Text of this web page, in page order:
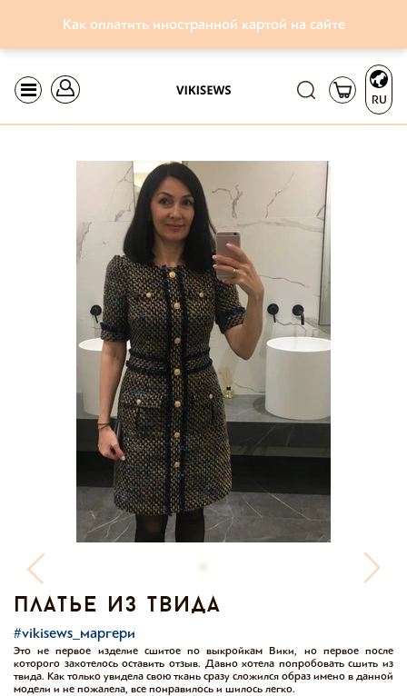
Как оплатить иностранной картой на сайте
RU
платье из твида
#vikisews_маргери
Это не первое изделие сшитое по выкройкам Вики, но первое после
которого захотелось оставить отзыв. Давно хотела попробовать сшить из
твида. Как только увидела свою ткань сразу сложился образ имено в данной
модели и не пожалела, все понравилось и шилось легко.